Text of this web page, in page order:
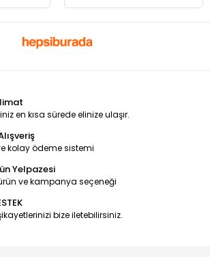
en kısa sürede elinize ulaşır.
kolay ödeme sistemi
Yelpazesi
ve kampanya seçeneği
bize iletebilirsiniz.